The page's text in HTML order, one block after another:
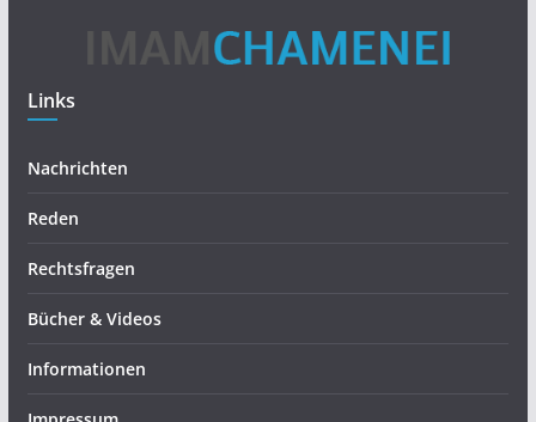
Links
Nachrichten
Reden
Rechtsfragen
Bücher & Videos
Informationen